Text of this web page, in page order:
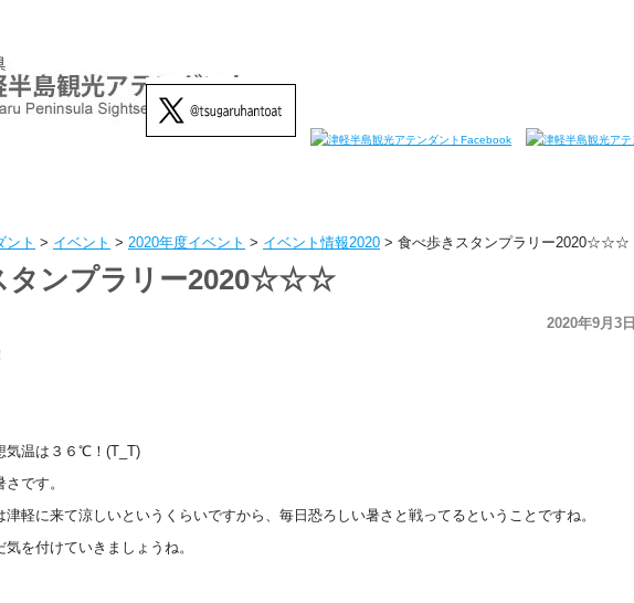
ント > イベント > 2020年度イベント > イベント情報2020 > 食べ歩きスタンプラリー2020☆☆☆
タンプラリー2020☆☆☆
2020年9月3日
気温は３６℃！(T_T)
です。
軽に来て涼しいというくらいですから、毎日恐ろしい暑さと戦ってるということですね。
を付けていきましょうね。